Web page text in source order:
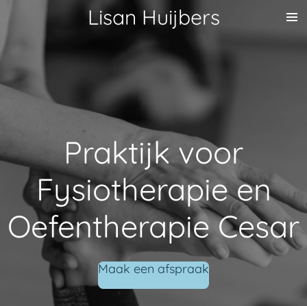
Lisan Huijbers
Praktijk voor
Fysiotherapie en
Oefentherapie Cesar
Maak een afspraak